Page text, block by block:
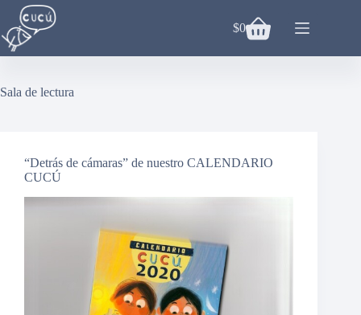
Saltar
contenido
Carro
$0
Sala de lectura
“Detrás de cámaras” de nuestro CALENDARIO
CUCÚ